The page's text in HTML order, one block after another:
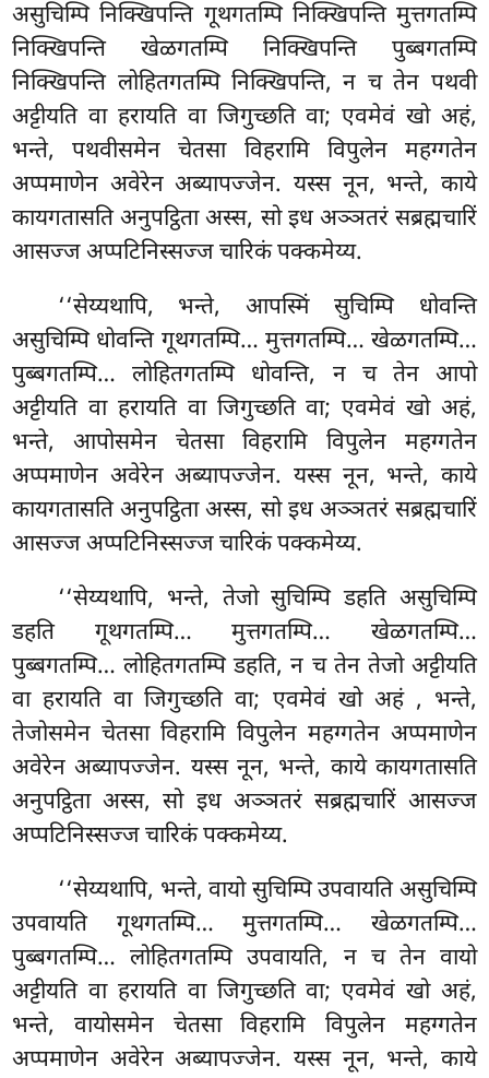
असुचिम्पि निक्खिपन्ति गूथगतम्पि निक्खिपन्ति मुत्तगतम्पि
निक्खिपन्ति खेळगतम्पि निक्खिपन्ति पुब्बगतम्पि
निक्खिपन्ति लोहितगतम्पि निक्खिपन्ति, न च तेन पथवी
अट्टीयति वा हरायति वा जिगुच्छति वा; एवमेवं खो अहं,
भन्ते, पथवीसमेन चेतसा विहरामि विपुलेन महग्गतेन
अप्पमाणेन अवेरेन अब्यापज्जेन. यस्स नून, भन्ते, काये
कायगतासति अनुपट्ठिता अस्स, सो इध अञ्ञतरं सब्रह्मचारिं
आसज्ज अप्पटिनिस्सज्ज चारिकं पक्कमेय्य.
‘‘सेय्यथापि, भन्ते, आपस्मिं सुचिम्पि धोवन्ति
असुचिम्पि धोवन्ति गूथगतम्पि… मुत्तगतम्पि… खेळगतम्पि…
पुब्बगतम्पि… लोहितगतम्पि धोवन्ति, न च तेन आपो
अट्टीयति वा हरायति वा जिगुच्छति वा; एवमेवं खो अहं,
भन्ते, आपोसमेन चेतसा विहरामि विपुलेन महग्गतेन
अप्पमाणेन अवेरेन अब्यापज्जेन. यस्स नून, भन्ते, काये
कायगतासति अनुपट्ठिता अस्स, सो इध अञ्ञतरं सब्रह्मचारिं
आसज्ज अप्पटिनिस्सज्ज चारिकं पक्कमेय्य.
‘‘सेय्यथापि, भन्ते, तेजो सुचिम्पि डहति असुचिम्पि
डहति गूथगतम्पि… मुत्तगतम्पि… खेळगतम्पि…
पुब्बगतम्पि… लोहितगतम्पि डहति, न च तेन तेजो अट्टीयति
वा हरायति वा जिगुच्छति वा; एवमेवं खो अहं , भन्ते,
तेजोसमेन चेतसा विहरामि विपुलेन महग्गतेन अप्पमाणेन
अवेरेन अब्यापज्जेन. यस्स नून, भन्ते, काये कायगतासति
अनुपट्ठिता अस्स, सो इध अञ्ञतरं सब्रह्मचारिं आसज्ज
अप्पटिनिस्सज्ज चारिकं पक्कमेय्य.
‘‘सेय्यथापि, भन्ते, वायो सुचिम्पि उपवायति असुचिम्पि
उपवायति गूथगतम्पि… मुत्तगतम्पि… खेळगतम्पि…
पुब्बगतम्पि… लोहितगतम्पि उपवायति, न च तेन वायो
अट्टीयति वा हरायति वा जिगुच्छति वा; एवमेवं खो अहं,
भन्ते, वायोसमेन चेतसा विहरामि विपुलेन महग्गतेन
अप्पमाणेन अवेरेन अब्यापज्जेन. यस्स नून, भन्ते, काये